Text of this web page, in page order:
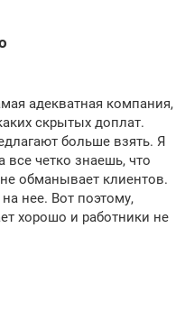
адекватная компания,
скрытых доплат.
больше взять. Я
четко знаешь, что
обманывает клиентов.
нее. Вот поэтому,
хорошо и работники не